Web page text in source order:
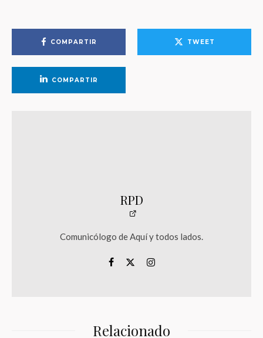
COMPARTIR TWEET
COMPARTIR
RPD
Comunicólogo de Aquí y todos lados.
Relacionado